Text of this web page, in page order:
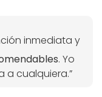
inmediata y
. Yo
cualquiera.”